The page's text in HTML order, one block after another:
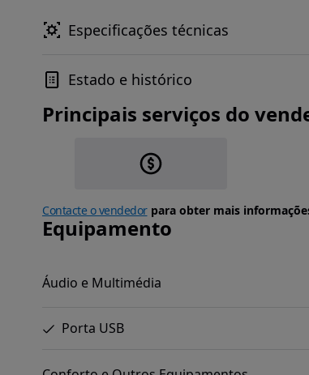
Especificações técnicas
Estado e histórico
Principais serviços do
Contacte o vendedorpara obter mais
Equipamento
Áudio e Multimédia
Porta USB